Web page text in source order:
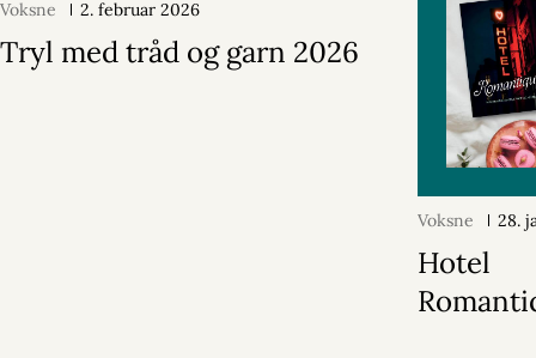
Voksne 2. februar 2026
Tryl med tråd og garn 2026
Voksne 28.
Hotel